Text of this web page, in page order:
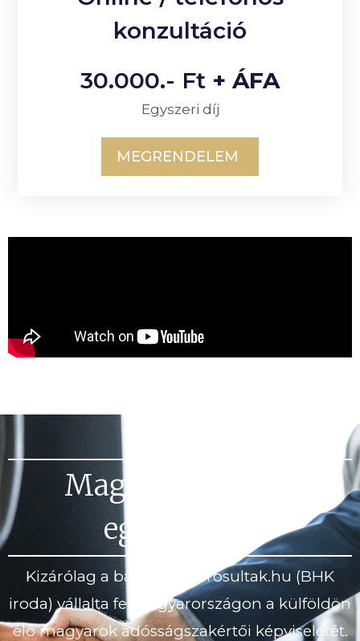
konzultáció
30.000.- Ft + ÁFA
Egyszeri díj
MEGRENDELEM
Magyarországon
egyedül mi
Kizárólag a bankihitelkárosultak.hu (BHK
iroda) vállalta fel Magyarországon a külföldön
élő magyarok adósságszakértői képviseletét.